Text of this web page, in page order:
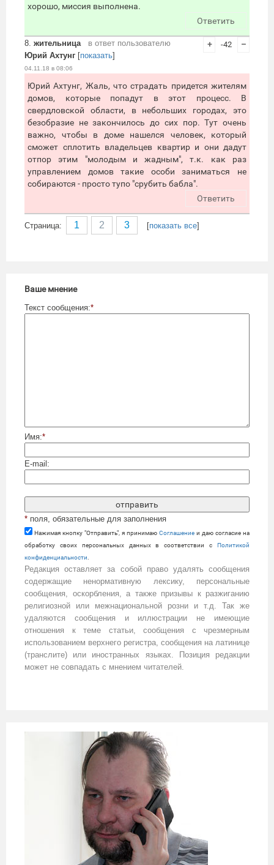
хорошо, миссия выполнена.
Ответить
8. жительница
в ответ пользователю
Юрий Ахтунг [показать]
04.11.18 в 08:06
+ -42 –
Юрий Ахтунг, Жаль, что страдать придется жителям
домов, которые попадут в этот процесс. В
свердловской области, в небольших городах, это
безобразие не закончилось до сих пор. Тут очень
важно, чтобы в доме нашелся человек, который
сможет сплотить владельцев квартир и они дадут
отпор этим "молодым и жадным", т.к. как раз
управлением домов такие особи заниматься не
собираются - просто тупо "срубить бабла".
Ответить
Cтраница: 1 2 3 [показать все]
Ваше мнение
Текст сообщения:*
Имя:*
E-mail:
* поля, обязательные для заполнения
Нажимая кнопку "Отправить", я принимаю Cоглашение и даю согласие на
обработку своих персональных данных в соответствии с Политикой
конфиденциальности.
Редакция оставляет за собой право удалять сообщения
содержащие ненормативную лексику, персональные
сообщения, оскорбления, а также призывы к разжиганию
религиозной или межнациональной розни и т.д. Так же
удаляются сообщения и иллюстрации не имеющие
отношения к теме статьи, сообщения с чрезмерным
использованием верхнего регистра, сообщения на латинице
(транслите) или иностранных языках. Позиция редакции
может не совпадать с мнением читателей.